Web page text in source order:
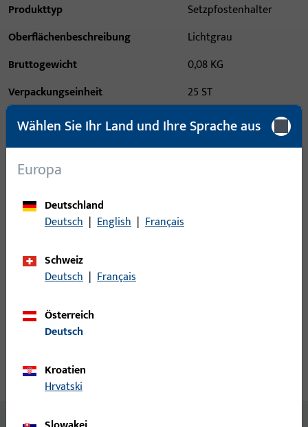
Produkttyp
Setzpfostenhalter
Oberflächenbeschreibung
Lichtgrau
Bruttogewicht
0,08 KG
Verpackungseinheit
25 ST
Mindestbestelleinheit
25 ST
Anmeldung
Bitte melden Sie sich mit Ihren Kundendaten an um eine
Preisinformation zu erhalten oder Artikel zu bestellen
Produktbeschreibung
Technische Daten
Wählen Sie Ihr Land und Ihre Sprache aus
Europa
Deutschland
Deutsch | English | Français
Schweiz
Deutsch | Français
Österreich
Deutsch
Kroatien
Hrvatski